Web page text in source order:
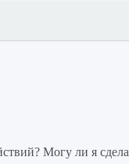
Могу ли я